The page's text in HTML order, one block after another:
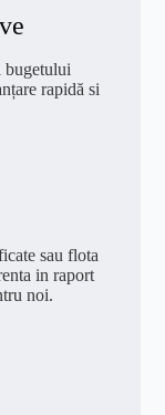
rapidă si
sau flota
in raport
noi.